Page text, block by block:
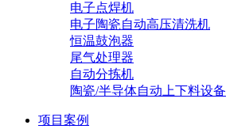
电子点焊机
电子陶瓷自动高压清洗机
恒温鼓泡器
尾气处理器
自动分拣机
陶瓷/半导体自动上下料设备
项目案例